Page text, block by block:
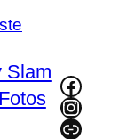
Slam
Link